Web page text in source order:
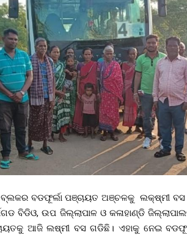
ବ୍ଲକର ବଡଫୂର୍ଲା ପଞ୍ଚାୟତ ଅଞ୍ଚଳକୁ ଲକ୍ଷ୍ମୀ ବସ
ବିଡିଓ, ଉପ ଜିଲ୍ଲାପାଳ ଓ କଳାହାଣ୍ଡି
ଆଜି ଲଷ୍ମୀ ବସ ଗଡିଛି। ଏହାକୁ ନେଇ